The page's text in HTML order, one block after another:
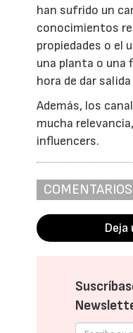
han sufrido un
conocimientos
propiedades o el
una planta o una
hora de dar
Además, los
mucha
influencers.